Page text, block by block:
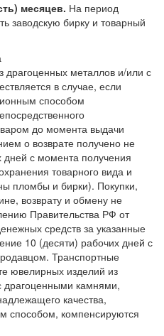
месяцев. На период
заводскую бирку и товарный
драгоценных металлов и/или с
в случае, если
способом
до момента выдачи
о возврате получено не
с момента получения
товарного вида и
пломбы и бирки). Покупки,
возврату и обмену не
Правительства РФ от
средств за указанные
10 (десяти) рабочих дней с
Транспортные
ювелирных изделий из
драгоценными камнями,
качества,
способом, компенсируются